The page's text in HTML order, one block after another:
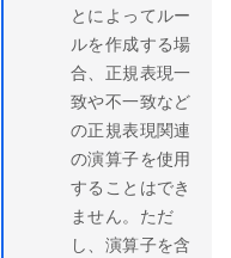
とによってルー
ルを作成する場
合、正規表現一
致や不一致など
の正規表現関連
の演算子を使用
することはでき
ません。ただ
し、演算子を含